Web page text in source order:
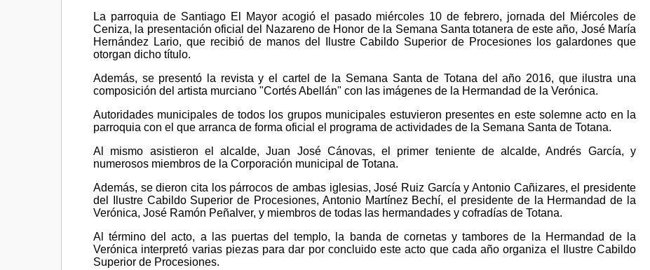
La parroquia de Santiago El Mayor acogió el pasado miércoles 10 de febrero, jornada del Miércoles de
Ceniza, la presentación oficial del Nazareno de Honor de la Semana Santa totanera de este año, José María
Hernández Lario, que recibió de manos del Ilustre Cabildo Superior de Procesiones los galardones que
otorgan dicho título.
Además, se presentó la revista y el cartel de la Semana Santa de Totana del año 2016, que ilustra una
composición del artista murciano "Cortés Abellán" con las imágenes de la Hermandad de la Verónica.
Autoridades municipales de todos los grupos municipales estuvieron presentes en este solemne acto en la
parroquia con el que arranca de forma oficial el programa de actividades de la Semana Santa de Totana.
Al mismo asistieron el alcalde, Juan José Cánovas, el primer teniente de alcalde, Andrés García, y
numerosos miembros de la Corporación municipal de Totana.
Además, se dieron cita los párrocos de ambas iglesias, José Ruiz García y Antonio Cañizares, el presidente
del Ilustre Cabildo Superior de Procesiones, Antonio Martínez Bechí, el presidente de la Hermandad de la
Verónica, José Ramón Peñalver, y miembros de todas las hermandades y cofradías de Totana.
Al término del acto, a las puertas del templo, la banda de cornetas y tambores de la Hermandad de la
Verónica interpretó varias piezas para dar por concluido este acto que cada año organiza el Ilustre Cabildo
Superior de Procesiones.